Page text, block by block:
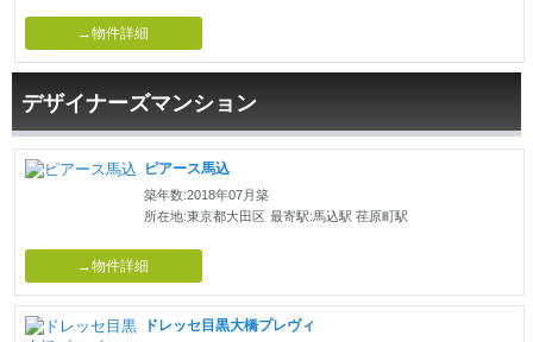
→物件詳細
デザイナーズマンション
ピアース馬込
築年数:2018年07月築
所在地:東京都大田区 最寄駅:馬込駅 荏原町駅
→物件詳細
ドレッセ目黒大橋プレヴィ